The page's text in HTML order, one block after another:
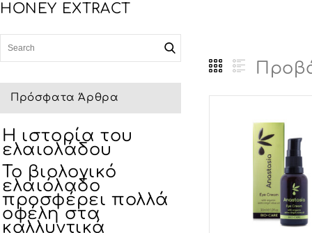
HONEY EXTRACT
Πρόσφατα Άρθρα
Η ιστορία του
ελαιολάδου
Το βιολογικό
ελαιόλαδο
προσφέρει πολλά
οφέλη στα
καλλυντικά